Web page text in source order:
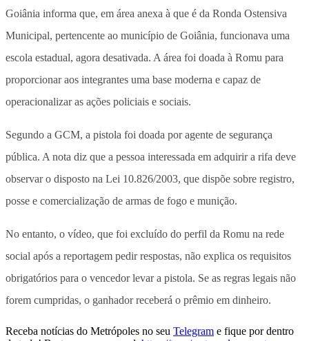
Goiânia informa que, em área anexa à que é da Ronda Ostensiva
Municipal, pertencente ao município de Goiânia, funcionava uma
escola estadual, agora desativada. A área foi doada à Romu para
proporcionar aos integrantes uma base moderna e capaz de
operacionalizar as ações policiais e sociais.
Segundo a GCM, a pistola foi doada por agente de segurança
pública. A nota diz que a pessoa interessada em adquirir a rifa deve
observar o disposto na Lei 10.826/2003, que dispõe sobre registro,
posse e comercialização de armas de fogo e munição.
No entanto, o vídeo, que foi excluído do perfil da Romu na rede
social após a reportagem pedir respostas, não explica os requisitos
obrigatórios para o vencedor levar a pistola. Se as regras legais não
forem cumpridas, o ganhador receberá o prêmio em dinheiro.
Receba notícias do Metrópoles no seu Telegram e fique por dentro